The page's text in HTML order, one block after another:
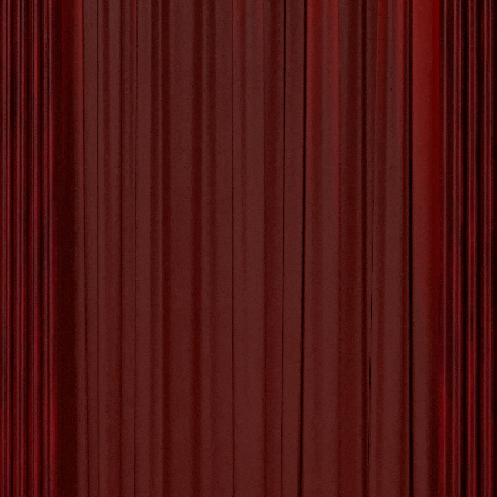
Wereld van Fotokunst
De Schoonheid van Fotokunst
Fotografie is een kunstvorm die al decennialang
mensen over de hele wereld in vervoering brengt. Door
middel van een camera kunnen fotografen momenten
vastleggen die anders verloren zouden gaan, en zo de
schoonheid van het alledaagse tot leven brengen.
Fotokunst gaat echter verder dan alleen het vastleggen
van beelden; het is een manier om emoties over te
brengen, verhalen te vertellen en de kijker te raken.
Wat fotokunst zo bijzonder maakt, is de unieke manier
waarop fotografen spelen met licht, compositie en
onderwerp om een boodschap over te brengen. Of het
nu gaat om abstracte patronen, adembenemende
landschappen of intieme portretten, elke foto vertelt zijn
eigen verhaal en roept verschillende emoties op bij de
toeschouwer.